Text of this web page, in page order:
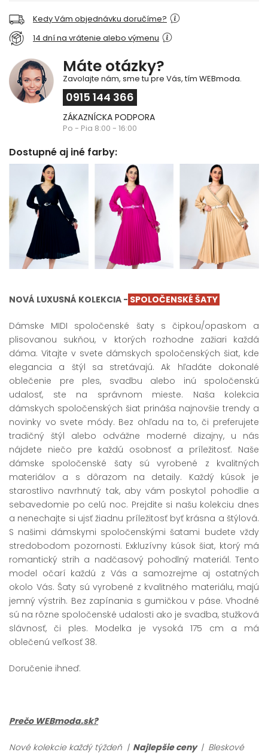
Kedy Vám objednávku doručíme?
14 dní na vrátenie alebo výmenu
Máte otázky?
Zavolajte nám, sme tu pre Vás, tím WEBmoda.
0915 144 366
ZÁKAZNÍCKA PODPORA
Po - Pia 8:00 - 16:00
Dostupné aj iné farby:
NOVÁ LUXUSNÁ KOLEKCIA - SPOLOČENSKÉ ŠATY
Dámske MIDI spoločenské šaty s čipkou/opaskom a
plisovanou sukňou, v ktorých rozhodne zažiari každá
dáma. Vitajte v svete dámskych spoločenských šiat, kde
elegancia a štýl sa stretávajú. Ak hľadáte dokonalé
oblečenie pre ples, svadbu alebo inú spoločenskú
udalosť, ste na správnom mieste. Naša kolekcia
dámskych spoločenských šiat prináša najnovšie trendy a
novinky vo svete módy. Bez ohľadu na to, či preferujete
tradičný štýl alebo odvážne moderné dizajny, u nás
nájdete niečo pre každú osobnosť a príležitosť. Naše
dámske spoločenské šaty sú vyrobené z kvalitných
materiálov a s dôrazom na detaily. Každý kúsok je
starostlivo navrhnutý tak, aby vám poskytol pohodlie a
sebavedomie po celú noc. Prejdite si našu kolekciu dnes
a nenechajte si ujsť žiadnu príležitosť byť krásna a štýlová.
S našimi dámskymi spoločenskými šatami budete vždy
stredobodom pozornosti. Exkluzívny kúsok šiat, ktorý má
romantický strih a nadčasový pohodlný materiál. Tento
model očarí každú z Vás a samozrejme aj ostatných
okolo Vás. Šaty sú vyrobené z kvalitného materiálu, majú
jemný výstrih. Bez zapínania s gumičkou v páse. Vhodné
sú na rôzne spoločenské udalosti ako je svadba, stužková
slávnosť, či ples. Modelka je vysoká 175 cm a má
oblečenú veľkosť 38.
Doručenie ihneď.
Prečo WEBmoda.sk?
Nové kolekcie každý týždeň |Najlepšie ceny | Bleskové